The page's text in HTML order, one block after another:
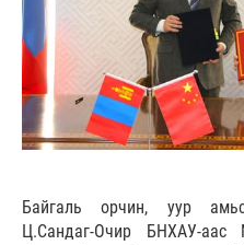
Байгаль орчин, уур
Ц.Сандаг-Очир БНХАУ-